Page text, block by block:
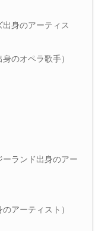
身のアーティス
のオペラ歌手）
ランド出身のアー
アーティスト）